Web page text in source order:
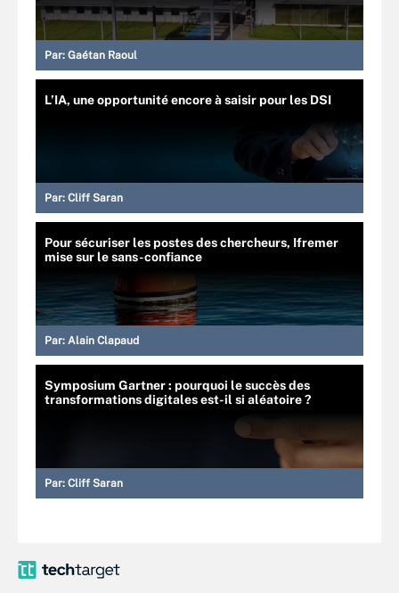
Par: Gaétan Raoul
L’IA, une opportunité encore à saisir pour les DSI
Par: Cliff Saran
Pour sécuriser les postes des chercheurs, Ifremer
mise sur le sans-confiance
Par: Alain Clapaud
Symposium Gartner : pourquoi le succès des
transformations digitales est-il si aléatoire ?
Par: Cliff Saran